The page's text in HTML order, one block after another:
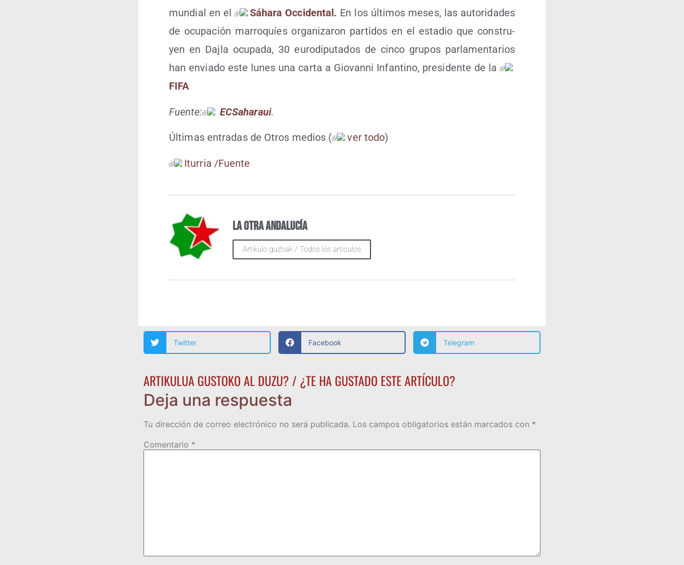
mun­dial en el
Sáha­ra Occi­den­tal. En los últi­mos meses, las auto­ri­da­des
de ocu­pa­ción marro­quíes orga­ni­za­ron par­ti­dos en el esta­dio que cons­tru­
yen en Daj­la ocu­pa­da, 30 euro­dipu­tados de cin­co gru­pos par­la­men­ta­rios
han envia­do este lunes una car­ta a Gio­van­ni Infan­tino, pre­si­den­te de la
FIFA
Fuen­te: ECSaha­raui.
Últi­mas entra­das de Otros medios ( ver todo)
Itu­rria /​Fuen­te
La otra Andalucía
Artikulo guztiak / Todos los artículos
Twitter Facebook Telegram
ARTIKULUA GUSTOKO AL DUZU? / ¿TE HA GUSTADO ESTE ARTÍCULO?
Deja una respuesta
Tu dirección de correo electrónico no será publicada. Los campos obligatorios están marcados con *
Comentario *